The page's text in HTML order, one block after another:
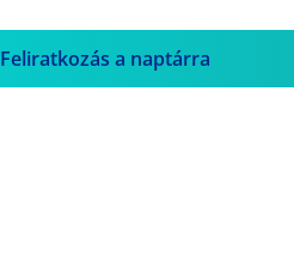
Feliratkozás a naptárra